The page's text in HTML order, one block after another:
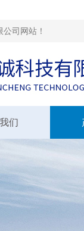
司网站！
们